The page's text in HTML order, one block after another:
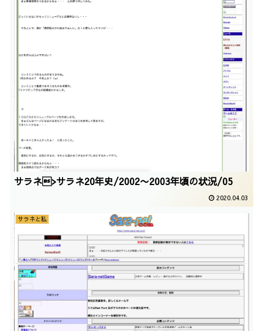
サラネ>サラネ20年史/2002〜2003年頃の状況/05
2020.04.03
サラネと私